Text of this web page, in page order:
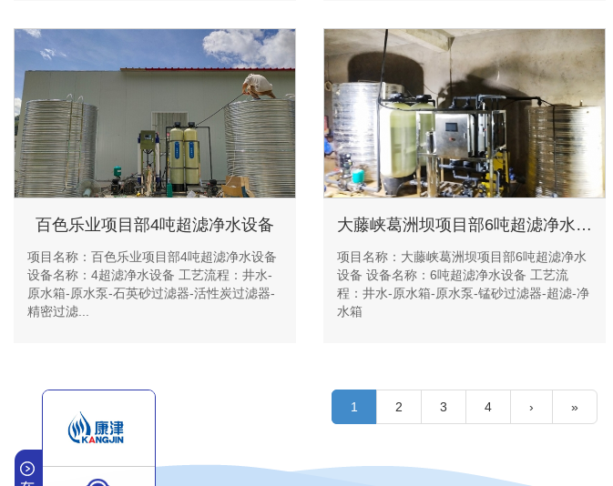
百色乐业项目部4吨超滤净水设备
项目名称：百色乐业项目部4吨超滤净水设备
设备名称：4超滤净水设备 工艺流程：井水-
原水箱-原水泵-石英砂过滤器-活性炭过滤器-
精密过滤...
大藤峡葛洲坝项目部6吨超滤净水设备
项目名称：大藤峡葛洲坝项目部6吨超滤净水
设备 设备名称：6吨超滤净水设备 工艺流
程：井水-原水箱-原水泵-锰砂过滤器-超滤-净
水箱
1 2 3 4 › »